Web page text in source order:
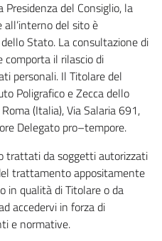
del Consiglio, la
del sito è
Stato. La consultazione di
comporta il rilascio di
personali. Il Titolare del
Poligrafico e Zecca dello
(Italia), Via Salaria 691,
Delegato pro–tempore.
trattati da soggetti autorizzati
trattamento appositamente
in qualità di Titolare o da
accedervi in forza di
e normative.